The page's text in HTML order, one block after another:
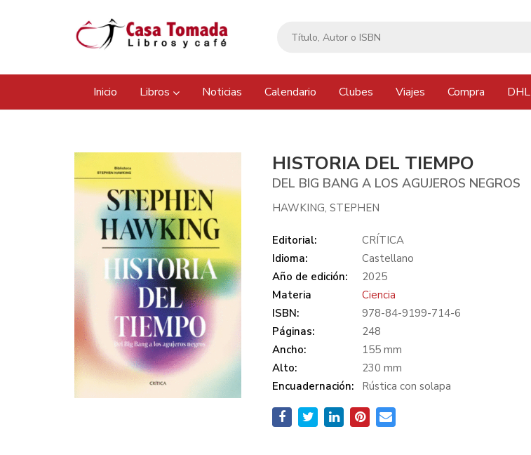
Inicio Libros Noticias Calendario Clubes Viajes Compra DHL
HISTORIA DEL TIEMPO
DEL BIG BANG A LOS AGUJEROS NEGROS
HAWKING, STEPHEN
Editorial:
CRÍTICA
Idioma:
Castellano
Año de edición:
2025
Materia
Ciencia
ISBN:
978-84-9199-714-6
Páginas:
248
Ancho:
155 mm
Alto:
230 mm
Encuadernación:
Rústica con solapa